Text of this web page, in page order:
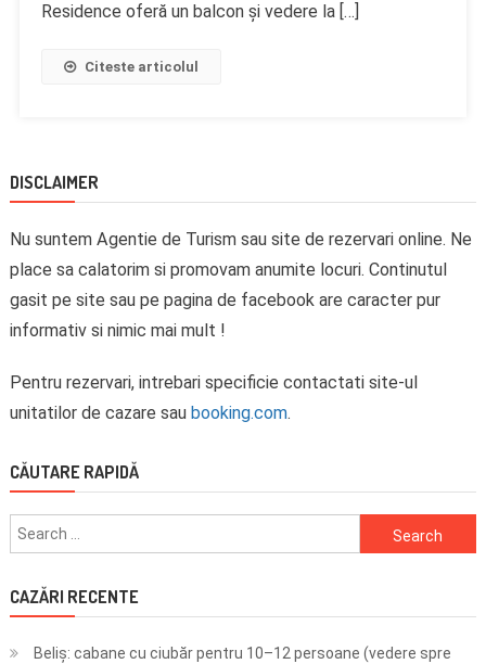
Residence oferă un balcon și vedere la […]
Citeste articolul
DISCLAIMER
Nu suntem Agentie de Turism sau site de rezervari online. Ne
place sa calatorim si promovam anumite locuri. Continutul
gasit pe site sau pe pagina de facebook are caracter pur
informativ si nimic mai mult !
Pentru rezervari, intrebari specificie contactati site-ul
unitatilor de cazare sau booking.com.
CĂUTARE RAPIDĂ
Search
for:
CAZĂRI RECENTE
Beliș: cabane cu ciubăr pentru 10–12 persoane (vedere spre